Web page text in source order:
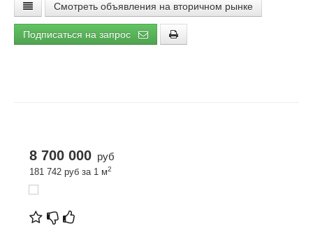
Смотреть объявления на вторичном рынке
Подписаться на запрос
8 700 000 руб
181 742 руб за 1 м2